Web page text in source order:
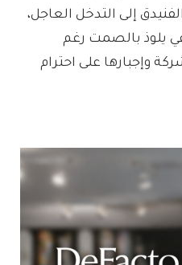
إلى التدخل العاجل،
يلوذ بالصمت رغم
وإجبارها على احترام